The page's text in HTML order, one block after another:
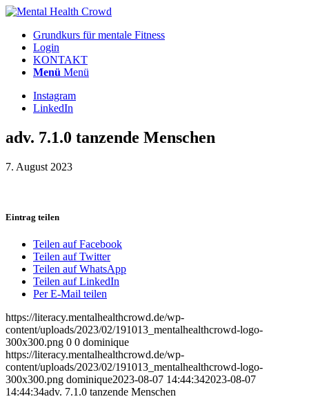
Grundkurs für mentale Fitness
Login
KONTAKT
Menü Menü
Instagram
LinkedIn
adv. 7.1.0 tanzende Menschen
7. August 2023
Eintrag teilen
Teilen auf Facebook
Teilen auf Twitter
Teilen auf WhatsApp
Teilen auf LinkedIn
Per E-Mail teilen
https://literacy.mentalhealthcrowd.de/wp-
content/uploads/2023/02/191013_mentalhealthcrowd-logo-
300x300.png 0 0 dominique
https://literacy.mentalhealthcrowd.de/wp-
content/uploads/2023/02/191013_mentalhealthcrowd-logo-
300x300.png dominique2023-08-07 14:44:342023-08-07
14:44:34adv. 7.1.0 tanzende Menschen